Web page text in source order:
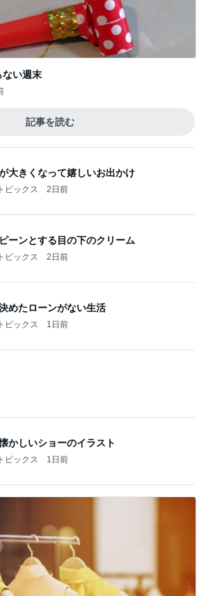
い週末
記事を読む
ピックス 2日前
ーンとする目の下のクリーム
ピックス 2日前
めたローンがない生活
ピックス 1日前
メの紹介